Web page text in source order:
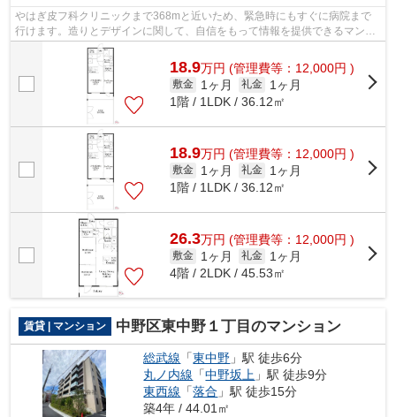
やはぎ皮フ科クリニックまで368mと近いため、緊急時にもすぐに病院まで
行けます。造りとデザインに関して、自信をもって情報を提供できるマンシ
ョンです。風通しの良いマンションは利...
18.9万円 (管理費等：12,000円 )
敷金 1ヶ月 礼金
1ヶ月
1階 / 1LDK / 36.12㎡
18.9万円 (管理費等：12,000円 )
敷金 1ヶ月 礼金
1ヶ月
1階 / 1LDK / 36.12㎡
26.3万円 (管理費等：12,000円 )
敷金 1ヶ月 礼金
1ヶ月
4階 / 2LDK / 45.53㎡
賃貸 | マンション 中野区東中野１丁目のマンション
総武線 「東中野 」駅 徒歩6分
丸ノ内線 「中野坂上 」駅 徒歩9分
東西線 「落合 」駅 徒歩15分
築4年 / 44.01㎡